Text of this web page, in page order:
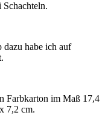
habe ich auf
Farbkarton im Maß 17,4
7,2 cm.